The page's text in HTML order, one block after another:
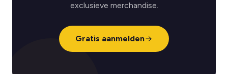
exclusieve merchandise.
Gratis aanmelden